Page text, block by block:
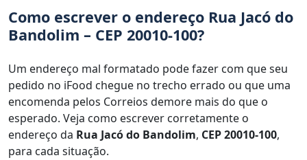
Como escrever o endereço Rua Jacó do
Bandolim – CEP 20010-100?
Um endereço mal formatado pode fazer com que seu
pedido no iFood chegue no trecho errado ou que uma
encomenda pelos Correios demore mais do que o
esperado. Veja como escrever corretamente o
endereço da Rua Jacó do Bandolim, CEP 20010-100,
para cada situação.